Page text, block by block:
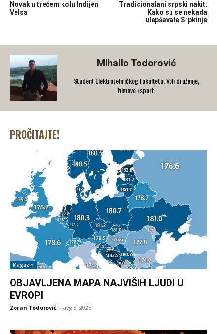
Novak u trećem kolu Indijen
Velsa
Tradicionalani srpski nakit:
Kako su se nekada
ulepšavale Srpkinje
Mihailo Todorović
Student Elektrotehničkog fakulteta. Voli druženje,
filmove i sport.
PROČITAJTE!
Magazin
OBJAVLJENA MAPA NAJVIŠIH LJUDI U
EVROPI
Zoran Todorović - avg 8, 2025